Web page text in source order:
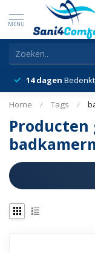
MENU
14 dagen
Home / Tags /